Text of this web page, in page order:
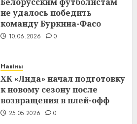
не удалось победить
команду Буркина-Фасо
10.06.2026 0
Навіны
ХК «Лида» начал подготовку
к новому сезону после
возвращения в плей-офф
25.05.2026 0